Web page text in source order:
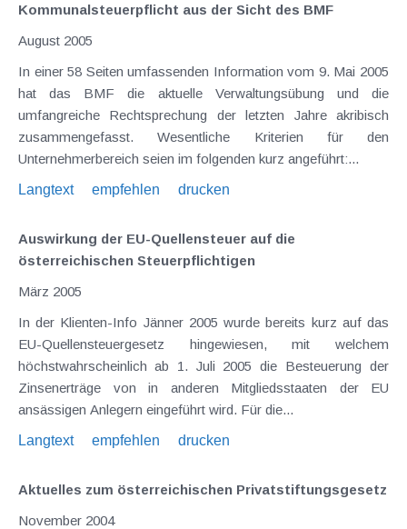
Kommunalsteuerpflicht aus der Sicht des BMF
August 2005
In einer 58 Seiten umfassenden Information vom 9. Mai 2005
hat das BMF die aktuelle Verwaltungsübung und die
umfangreiche Rechtsprechung der letzten Jahre akribisch
zusammengefasst. Wesentliche Kriterien für den
Unternehmerbereich seien im folgenden kurz angeführt:...
Langtext
empfehlen drucken
Auswirkung der EU-Quellensteuer auf die
österreichischen Steuerpflichtigen
März 2005
In der Klienten-Info Jänner 2005 wurde bereits kurz auf das
EU-Quellensteuergesetz hingewiesen, mit welchem
höchstwahrscheinlich ab 1. Juli 2005 die Besteuerung der
Zinsenerträge von in anderen Mitgliedsstaaten der EU
ansässigen Anlegern eingeführt wird. Für die...
Langtext
empfehlen drucken
Aktuelles zum österreichischen Privatstiftungsgesetz
November 2004